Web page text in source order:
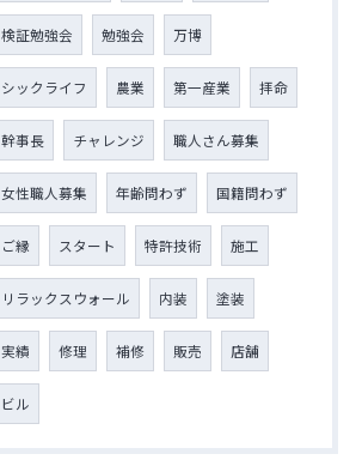
検証勉強会 勉強会 万博
シックライフ 農業 第一産業 拝命
幹事長 チャレンジ 職人さん募集
女性職人募集 年齢問わず 国籍問わず
ご縁 スタート 特許技術 施工
リラックスウォール 内装 塗装
実績 修理 補修 販売 店舗
ビル